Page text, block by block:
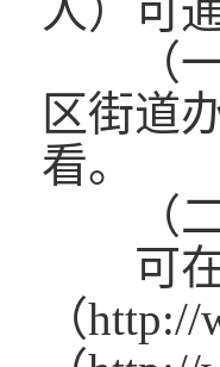
人）可
（一
区街道
看。
（二
可在
（